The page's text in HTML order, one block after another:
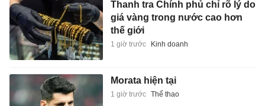
Thanh tra Chính phủ chỉ rõ lý do
giá vàng trong nước cao hơn
thế giới
1 giờ trước Kinh doanh
Morata hiện tại
1 giờ trước Thể thao